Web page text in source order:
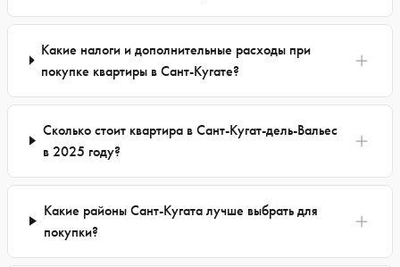
Какие налоги и дополнительные расходы при
покупке квартиры в Сант-Кугате?
Сколько стоит квартира в Сант-Кугат-дель-Вальес
в 2025 году?
Какие районы Сант-Кугата лучше выбрать для
покупки?